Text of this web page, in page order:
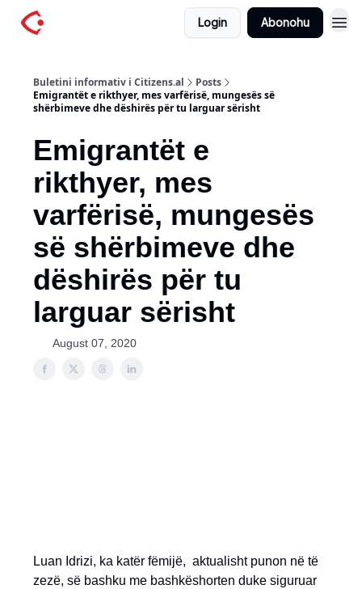
Login Abonohu
Buletini informativ i Citizens.al
Posts
Emigrantët e rikthyer, mes varfërisë, mungesës së
shërbimeve dhe dëshirës për tu larguar sërisht
Emigrantët e
rikthyer, mes
varfërisë, mungesës
së shërbimeve dhe
dëshirës për tu
larguar sërisht
August 07, 2020
Luan Idrizi, ka katër fëmijë, aktualisht punon në të
zezë, së bashku me bashkëshorten duke siguruar